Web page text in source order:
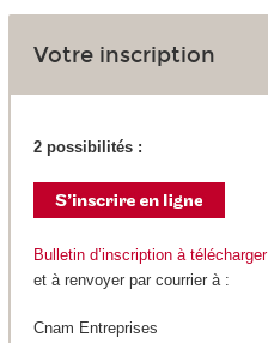
Votre inscription
2 possibilités :
Bulletin d’inscription à télécharger
et à renvoyer par courrier à :
Cnam Entreprises